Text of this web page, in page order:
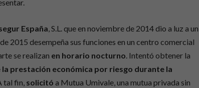
España, S.L. que en noviembre de 2014 dio a luz a un
2015 desempeña sus funciones en un centro comercial
se realizan en horario nocturno. Intentó obtener la
la prestación económica por riesgo durante la
tal fin, solicitó a Mutua Umivale, una mutua privada sin